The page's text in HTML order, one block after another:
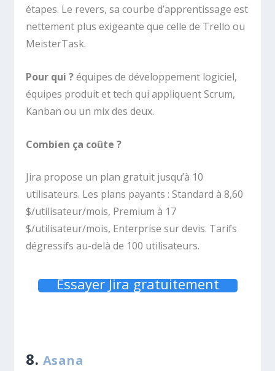
étapes. Le revers, sa courbe d’apprentissage est
nettement plus exigeante que celle de Trello ou
MeisterTask.
Pour qui ?équipes de développement logiciel,
équipes produit et tech qui appliquent Scrum,
Kanban ou un mix des deux.
Combien ça coûte ?
Jira propose un plan gratuit jusqu’à 10
utilisateurs. Les plans payants : Standard à 8,60
$/utilisateur/mois, Premium à 17
$/utilisateur/mois, Enterprise sur devis. Tarifs
dégressifs au-delà de 100 utilisateurs.
Essayer Jira gratuitement
8. Asana